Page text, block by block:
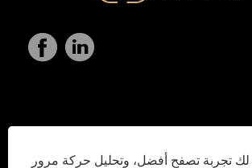
تجربة تصفح أفضل، وتحليل حركة مرور